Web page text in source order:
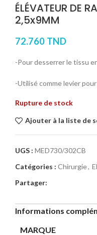
ÉLÉVATEUR DE
2,5x9MM
72.760 TND
-Pour desserrer le tissu
-Utilisé comme levier
Rupture de stock
Ajouter à la liste de
UGS : MED730/302CB
Catégories : Chirurgie,
Partager:
Informations
MARQUE